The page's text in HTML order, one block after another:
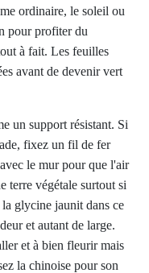
ordinaire, le soleil ou
pour profiter du
à fait. Les feuilles
avant de devenir vert
un support résistant. Si
fixez un fil de fer
le mur pour que l'air
terre végétale surtout si
glycine jaunit dans ce
et autant de large.
et à bien fleurir mais
la chinoise pour son